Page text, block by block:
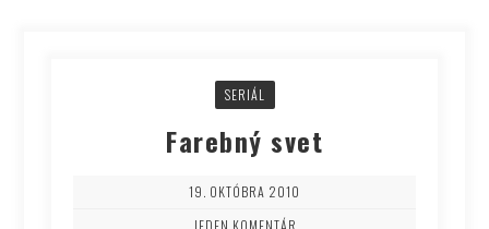
SERIÁL
Farebný svet
19. OKTÓBRA 2010
JEDEN KOMENTÁR